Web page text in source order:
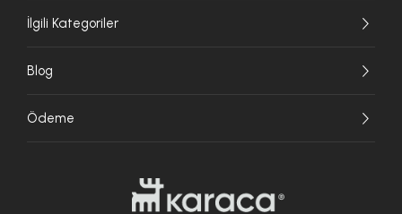
İlgili Kategoriler
Blog
Ödeme